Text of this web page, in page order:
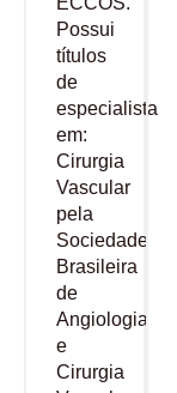
Possui
títulos
de
especialista
em:
Cirurgia
Vascular
pela
Sociedade
Brasileira
de
Angiologia
e
Cirurgia